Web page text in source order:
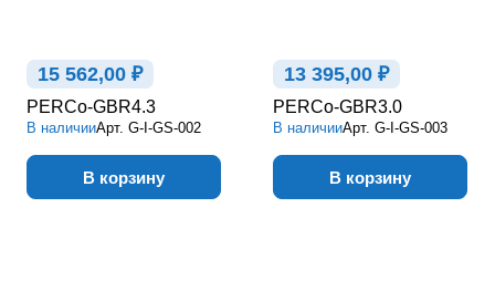
15 562,00 ₽
PERCo-GBR4.3
В наличииАрт. G-I-GS-002
В корзину
13 395,00 ₽
PERCo-GBR3.0
В наличииАрт. G-I-GS-003
В корзину